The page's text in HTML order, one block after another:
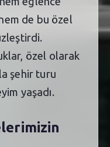
hem de bu özel
özel olarak
şehir turu
yaşadı.